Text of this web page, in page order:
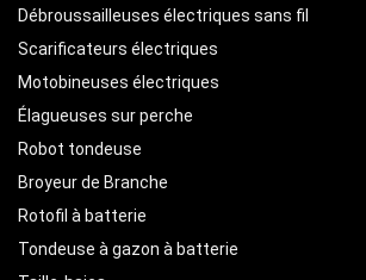
Débroussailleuses électriques sans fil
Scarificateurs électriques
Motobineuses électriques
Élagueuses sur perche
Robot tondeuse
Broyeur de Branche
Rotofil à batterie
Tondeuse à gazon à batterie